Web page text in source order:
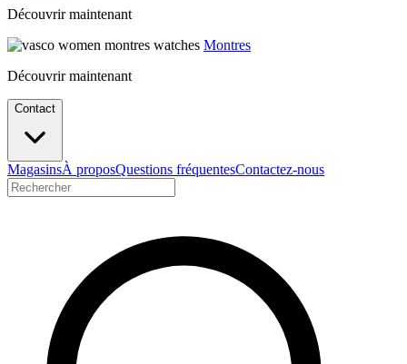
Découvrir maintenant
Montres
Découvrir maintenant
Contact
MagasinsÀ proposQuestions fréquentesContactez-nous